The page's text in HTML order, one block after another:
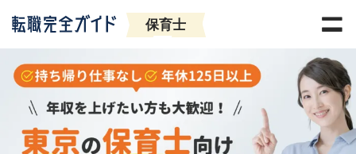
保育士